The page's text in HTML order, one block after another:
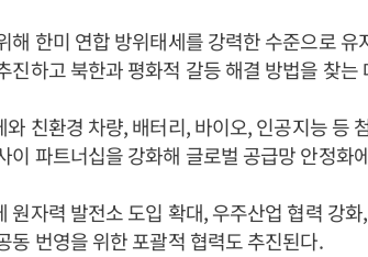
해 한미 연합 방위태세를 강력한 수준으로
진하고 북한과 평화적 갈등 해결 방법을 찾는
와 친환경 차량, 배터리, 바이오, 인공지능 등
이 파트너십을 강화해 글로벌 공급망 안정화
원자력 발전소 도입 확대, 우주산업 협력 강
동 번영을 위한 포괄적 협력도 추진된다.